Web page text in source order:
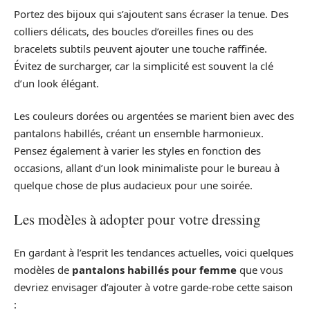
Portez des bijoux qui s’ajoutent sans écraser la tenue. Des
colliers délicats, des boucles d’oreilles fines ou des
bracelets subtils peuvent ajouter une touche raffinée.
Évitez de surcharger, car la simplicité est souvent la clé
d’un look élégant.
Les couleurs dorées ou argentées se marient bien avec des
pantalons habillés, créant un ensemble harmonieux.
Pensez également à varier les styles en fonction des
occasions, allant d’un look minimaliste pour le bureau à
quelque chose de plus audacieux pour une soirée.
Les modèles à adopter pour votre dressing
En gardant à l’esprit les tendances actuelles, voici quelques
modèles de pantalons habillés pour femme que vous
devriez envisager d’ajouter à votre garde-robe cette saison
: